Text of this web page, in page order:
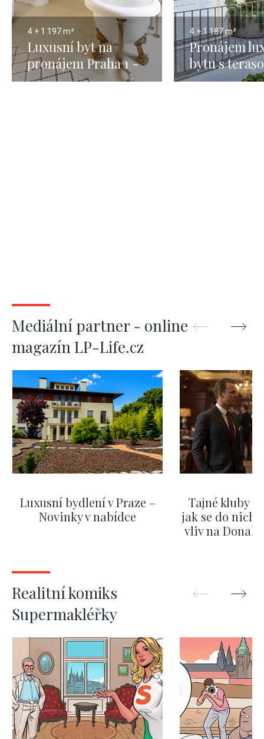
4 + 1 197 m²
Luxusní byt na
pronájem Praha 1 -
Staré Město - 197m
4 + 1187 m²
Pronájem
bytu s
Praha 1
Mediální partner - online
magazín LP-Life.cz
Luxusní bydlení v Praze –
Novinky v nabídce
Tajné kluby
jak se do nich
vliv na
Realitní komiks
Supermakléřky